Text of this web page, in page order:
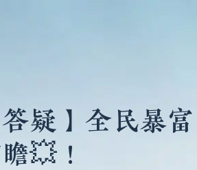
答疑】全民暴
💥！